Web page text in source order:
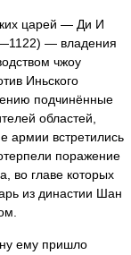
царей — Ди И
— владения
чжоу
Иньского
подчинённые
областей,
армии встретились
поражение
во главе которых
из династии Шан
ему пришло